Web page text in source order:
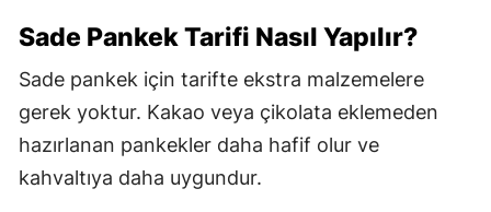
Sade Pankek Tarifi Nasıl Yapılır?
Sade pankek için tarifte ekstra malzemelere
gerek yoktur. Kakao veya çikolata eklemeden
hazırlanan pankekler daha hafif olur ve
kahvaltıya daha uygundur.